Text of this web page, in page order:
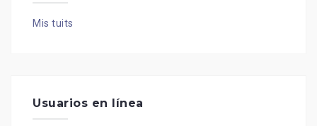
Mis tuits
Usuarios en línea